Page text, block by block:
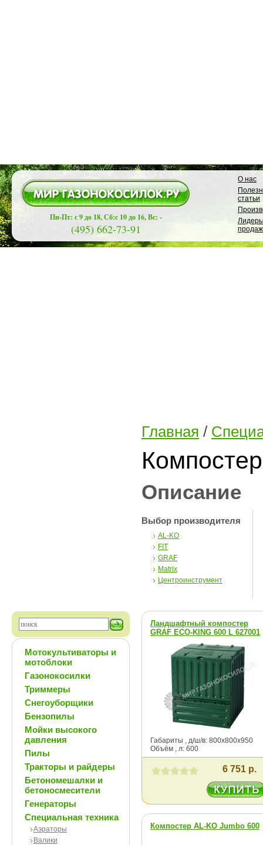
Пн-Пт: с 9 до 18, Сб:с 10 до 16, Вс: -
(495) 662-73-91
О нас
статьи
продаж
Мотокультиваторы и
мотоблоки
Газонокосилки
Триммеры
Снегоуборщики
Бензопилы
Мойки высокого
давления
Пилы
Тракторы и райдеры
Бетономешалки и
бетоносмесители
Генераторы
Специальная техника
Аэраторы
Валики
Главная /
Описание
Выбор производителя
AL-KO
FIT
GRAF
Matrix
Центроинструмент
Ландшафтный компостер
GRAF ECO-KING 600 L 627001
Габариты , д/ш/в: 800х800х950
Объём , л: 600
6 751 р.
Компостер AL-KO Jumbo 600